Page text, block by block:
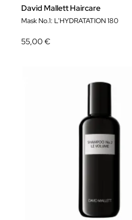
David Mallett Haircare
Mask No.1: L'HYDRATATION 180
55,00 €